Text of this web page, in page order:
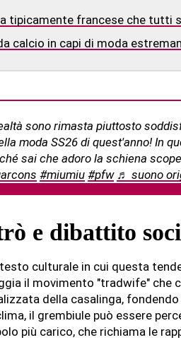
tipicamente francese che tutti
calcio in capi di moda
sono rimasta piuttosto
moda SS26 di quest'anno! In
sai che adoro la schiena
#miumiu #pfw ♬ suono
e dibattito
culturale in cui questa
il movimento "tradwife" che
della casalinga,
il grembiule può essere
più carico, che richiama le